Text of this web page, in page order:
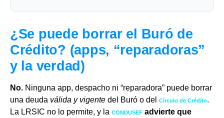
¿Se puede borrarel Buró de
Crédito? (apps, “reparadoras”
y la verdad)
No. Ninguna app, despacho ni “reparadora” puede borrar
una deuda válida y vigente del Buró o del Círculo de Crédito.
La LRSIC no lo permite, y la CONDUSEF advierte que